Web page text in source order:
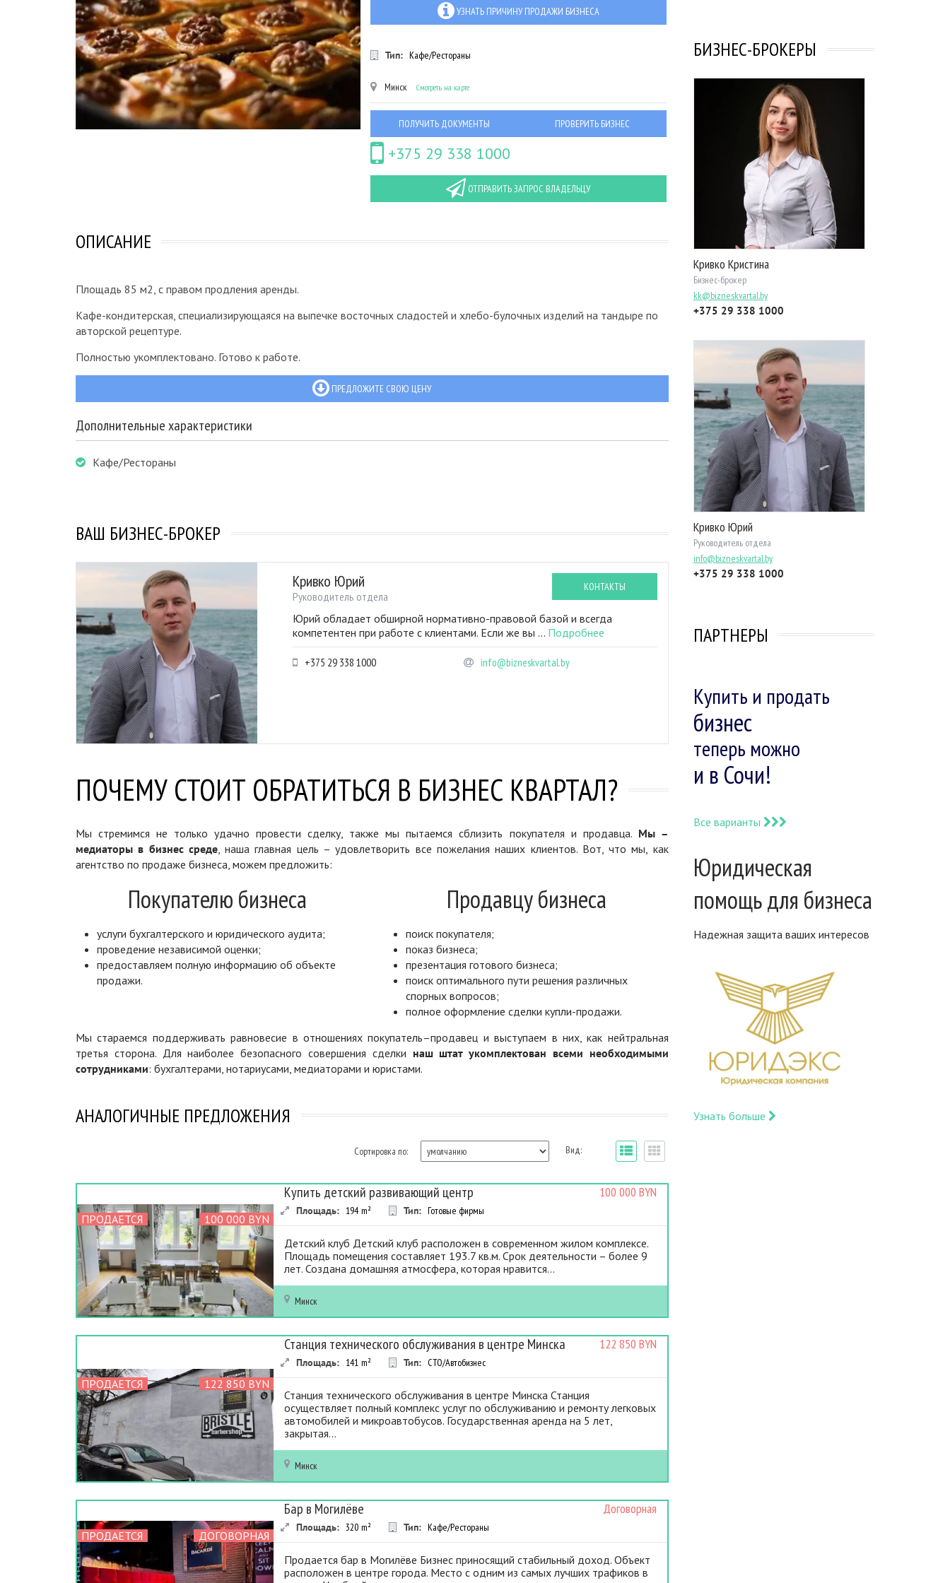
УЗНАТЬ ПРИЧИНУ ПРОДАЖИ БИЗНЕСА
Тип: Кафе/Рестораны
Минск Смотреть на карте
ПОЛУЧИТЬ ДОКУМЕНТЫ ПРОВЕРИТЬ БИЗНЕС
+375 29 338 1000
ОТПРАВИТЬ ЗАПРОС ВЛАДЕЛЬЦУ
ОПИСАНИЕ
Площадь 85 м2, с правом продления аренды.
Кафе-кондитерская, специализирующаяся на выпечке восточных сладостей и хлебо-булочных изделий на тандыре по
авторской рецептуре.
Полностью укомплектовано. Готово к работе.
ПРЕДЛОЖИТЕ СВОЮ ЦЕНУ
Дополнительные характеристики
Кафе/Рестораны
ВАШ БИЗНЕС-БРОКЕР
Кривко Юрий
Руководитель отдела
КОНТАКТЫ
Юрий обладает обширной нормативно-правовой базой и всегда
компетентен при работе с клиентами. Если же вы ... Подробнее
+375 29 338 1000 info@bizneskvartal.by
ПОЧЕМУ СТОИТ ОБРАТИТЬСЯ В БИЗНЕС КВАРТАЛ?
Мы стремимся не только удачно провести сделку, также мы пытаемся сблизить покупателя и продавца. Мы –
медиаторы в бизнес среде, наша главная цель – удовлетворить все пожелания наших клиентов. Вот, что мы, как
агентство по продаже бизнеса, можем предложить:
Покупателю бизнеса
услуги бухгалтерского и юридического аудита;
проведение независимой оценки;
предоставляем полную информацию об объекте
продажи.
Продавцу бизнеса
поиск покупателя;
показ бизнеса;
презентация готового бизнеса;
поиск оптимального пути решения различных
спорных вопросов;
полное оформление сделки купли-продажи.
Мы стараемся поддерживать равновесие в отношениях покупатель–продавец и выступаем в них, как нейтральная
третья сторона. Для наиболее безопасного совершения сделки наш штат укомплектован всеми необходимыми
сотрудниками: бухгалтерами, нотариусами, медиаторами и юристами.
АНАЛОГИЧНЫЕ ПРЕДЛОЖЕНИЯ
Сортировка по: Вид:
ПРОДАЕТСЯ 100 000 BYN
Купить детский развивающий центр 100 000 BYN
Площадь: 194 m² Тип: Готовые фирмы
Детский клуб Детский клуб расположен в современном жилом комплексе.
Площадь помещения составляет 193.7 кв.м. Срок деятельности – более 9
лет. Создана домашняя атмосфера, которая нравится...
Минск
ПРОДАЕТСЯ 122 850 BYN
Станция технического обслуживания в центре Минска 122 850 BYN
Площадь: 141 m² Тип: СТО/Автобизнес
Станция технического обслуживания в центре Минска Станция
осуществляет полный комплекс услуг по обслуживанию и ремонту легковых
автомобилей и микроавтобусов. Государственная аренда на 5 лет,
закрытая...
Минск
ПРОДАЕТСЯ ДОГОВОРНАЯ
Бар в Могилёве Договорная
Площадь: 320 m² Тип: Кафе/Рестораны
Продается бар в Могилёве Бизнес приносящий стабильный доход. Объект
расположен в центре города. Место с одним из самых лучших трафиков в
БИЗНЕС-БРОКЕРЫ
Кривко Кристина
Бизнес-брокер
kk@bizneskvartal.by
+375 29 338 1000
Кривко Юрий
Руководитель отдела
info@bizneskvartal.by
+375 29 338 1000
ПАРТНЕРЫ
Купить и продать
бизнес
теперь можно
и в Сочи!
Все варианты
Юридическая
помощь для бизнеса
Надежная защита ваших интересов
Узнать больше